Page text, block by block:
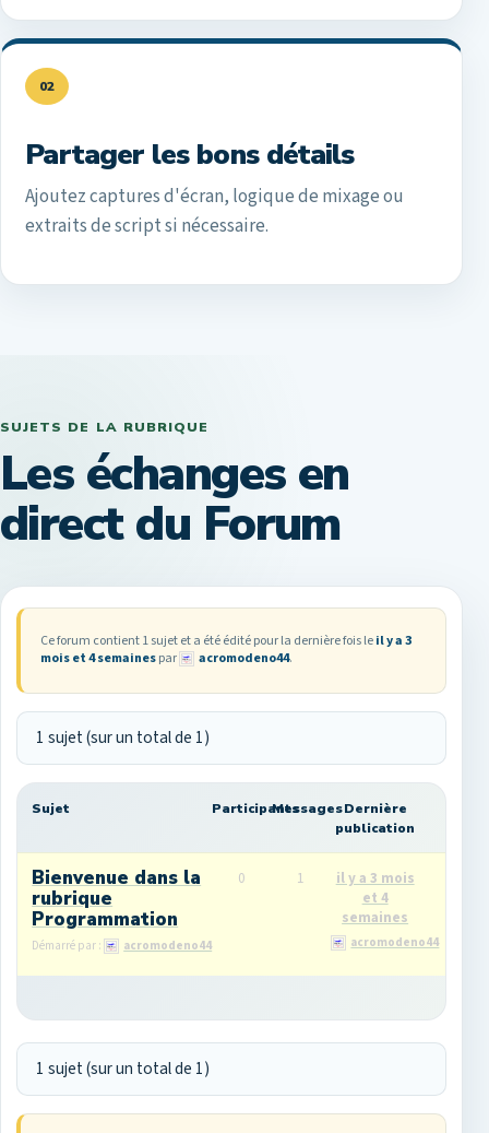
02
Partager les bons détails
Ajoutez captures d'écran, logique de mixage ou
extraits de script si nécessaire.
SUJETS DE LA RUBRIQUE
Les échanges en
direct du Forum
Ce forum contient 1 sujet et a été édité pour la dernière fois leil y a 3
mois et 4 semainespar acromodeno44.
1 sujet (sur un total de 1)
Sujet ParticipantsMessagesDernière
publication
Bienvenue dans la
rubrique
Programmation
Démarré par : acromodeno44
0 1
il y a 3 mois
et 4
semaines
acromodeno44
1 sujet (sur un total de 1)